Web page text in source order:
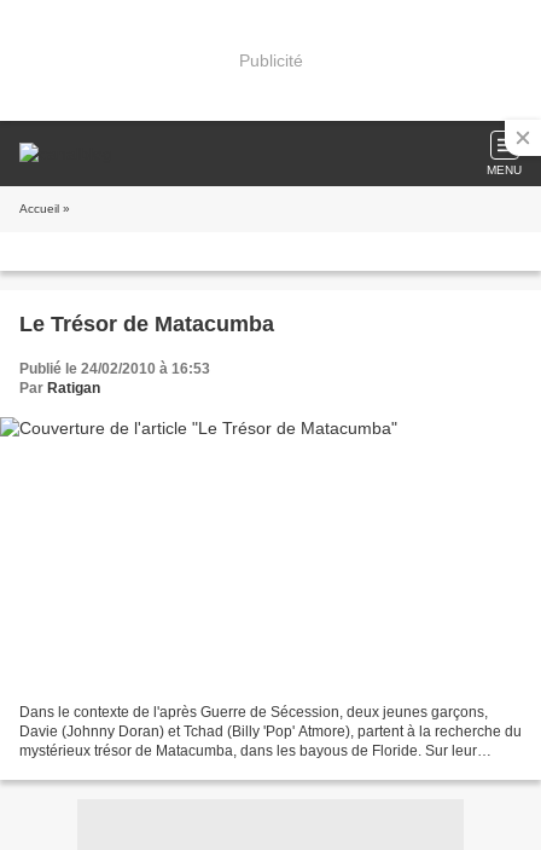
Publicité
MENU
Accueil »
Le Trésor de Matacumba
Publié le 24/02/2010 à 16:53
Par Ratigan
Dans le contexte de l'après Guerre de Sécession, deux jeunes garçons,
Davie (Johnny Doran) et Tchad (Billy 'Pop' Atmore), partent à la recherche du
mystérieux trésor de Matacumba, dans les bayous de Floride. Sur leur